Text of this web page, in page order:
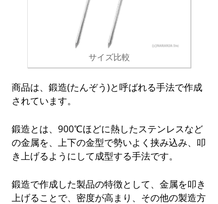
サイズ比較
商品は、鍛造(たんぞう)と呼ばれる手法で作成
されています。
鍛造とは、900℃ほどに熱したステンレスなど
の金属を、上下の金型で勢いよく挟み込み、叩
き上げるようにして成型する手法です。
鍛造で作成した製品の特徴として、金属を叩き
上げることで、密度が高まり、その他の製造方